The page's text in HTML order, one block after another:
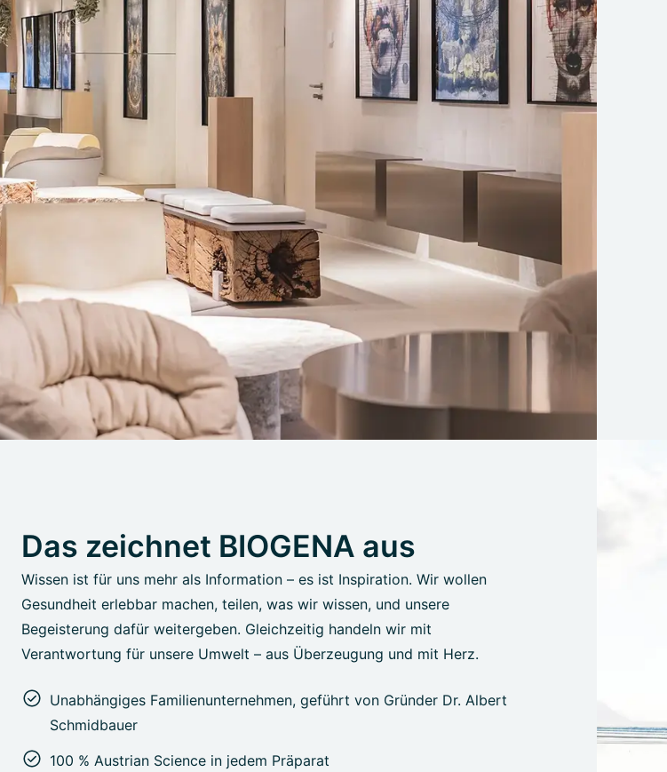
Das zeichnet BIOGENA aus
Wissen ist für uns mehr als Information – es ist Inspiration. Wir wollen
Gesundheit erlebbar machen, teilen, was wir wissen, und unsere
Begeisterung dafür weitergeben. Gleichzeitig handeln wir mit
Verantwortung für unsere Umwelt – aus Überzeugung und mit Herz.
Unabhängiges Familienunternehmen, geführt von Gründer Dr. Albert
Schmidbauer
100 % Austrian Science in jedem Präparat